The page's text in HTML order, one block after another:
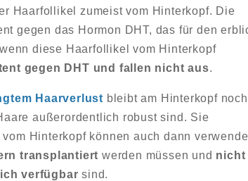
Haarfollikel zumeist vom Hinterkopf. Die
gegen das Hormon DHT, das für den
diese Haarfollikel vom Hinterkopf
gegen DHT und fallen nicht aus.
Haarverlust bleibt am Hinterkopf noch
außerordentlich robust sind. Sie
Hinterkopf können auch dann
transplantiert werden müssen und nicht
verfügbarsind.